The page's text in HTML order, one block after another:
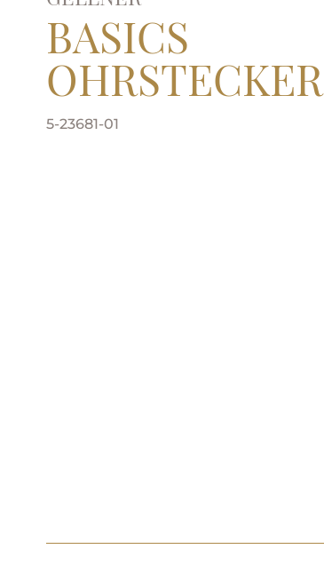
BASICS
OHRSTECKER
5-23681-01